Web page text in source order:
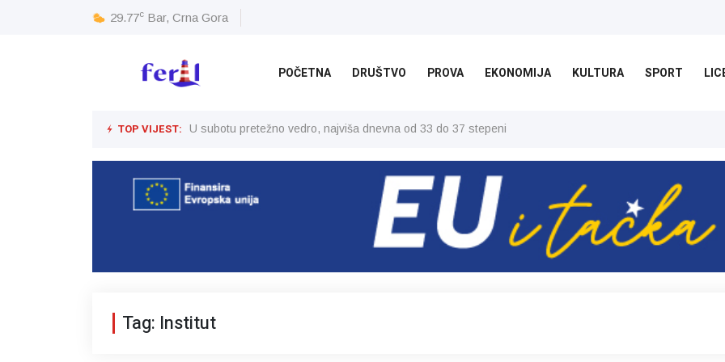
29.77c Bar, Crna Gora
POČETNA DRUŠTVO PROVA EKONOMIJA KULTURA SPORT
TOP VIJEST: U subotu pretežno vedro, najviša dnevna od 33 do 37 stepeni
Tag: Institut